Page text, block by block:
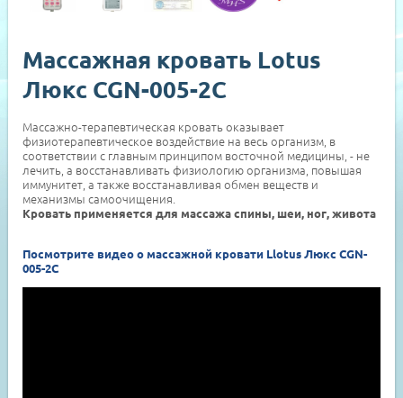
Массажная кровать Lotus
Люкс CGN-005-2C
Массажно-терапевтическая кровать оказывает
физиотерапевтическое воздействие на весь организм, в
соответствии с главным принципом восточной медицины, - не
лечить, а восстанавливать физиологию организма, повышая
иммунитет, а также восстанавливая обмен веществ и
механизмы самоочищения.
Кровать применяется для массажа спины, шеи, ног, живота
Посмотрите видео о массажной кровати Llotus Люкс CGN-
005-2C